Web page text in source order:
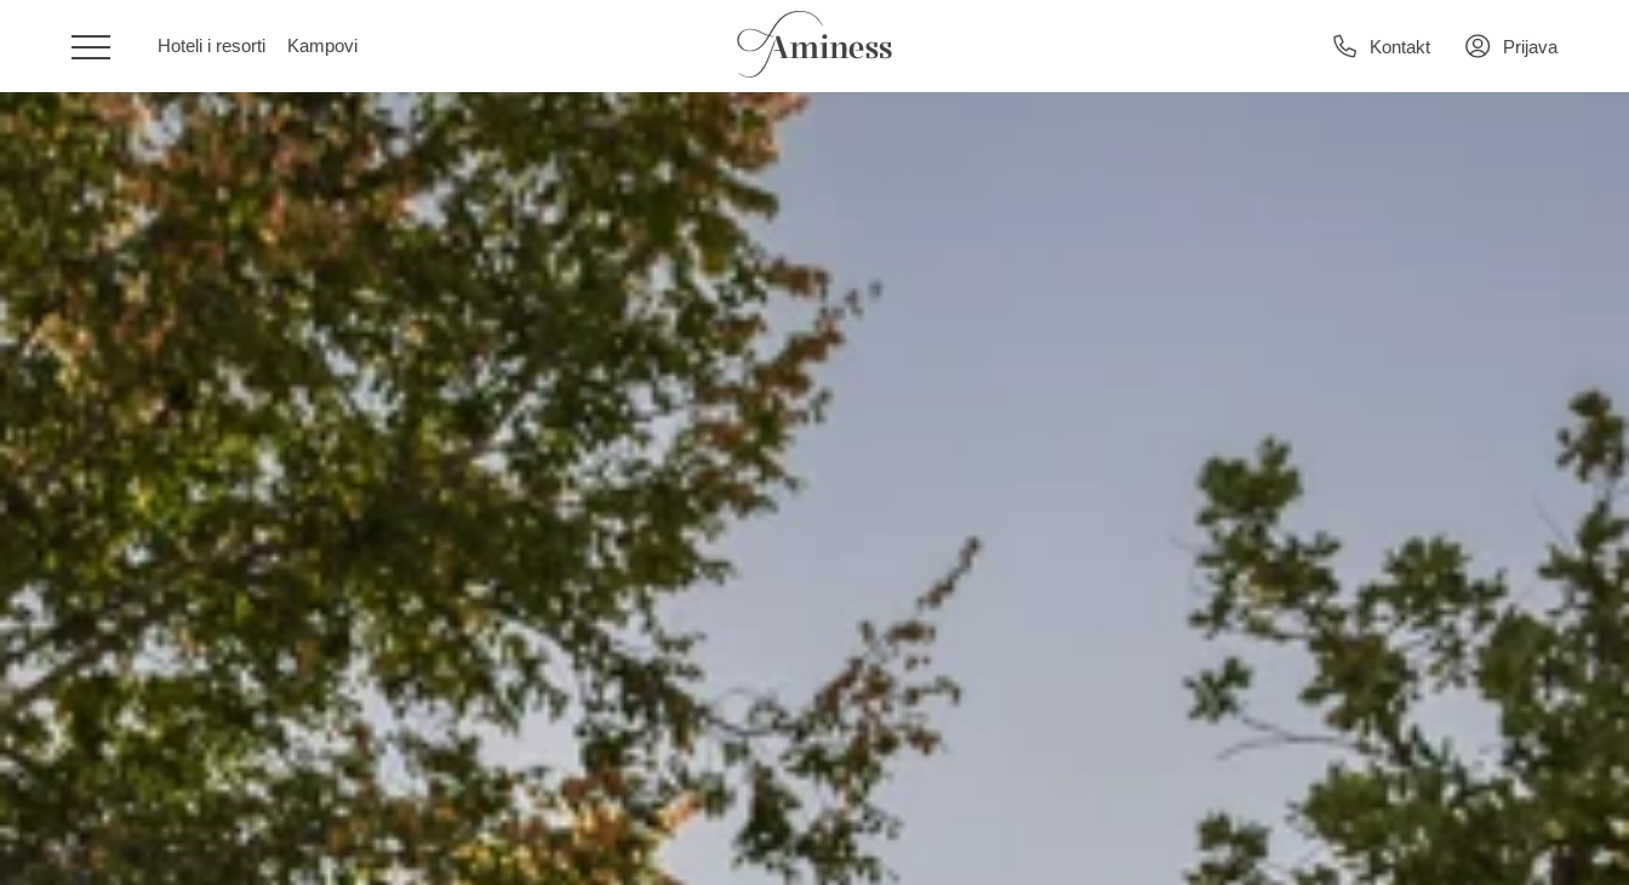
Hoteli i resorti Kampovi Kontakt Prijava
HR
Hoteli i resorti
Kampovi
Posebne ponude
Destinacije
Interesi
Brandovi
Ami Loyalty program
Blogovi